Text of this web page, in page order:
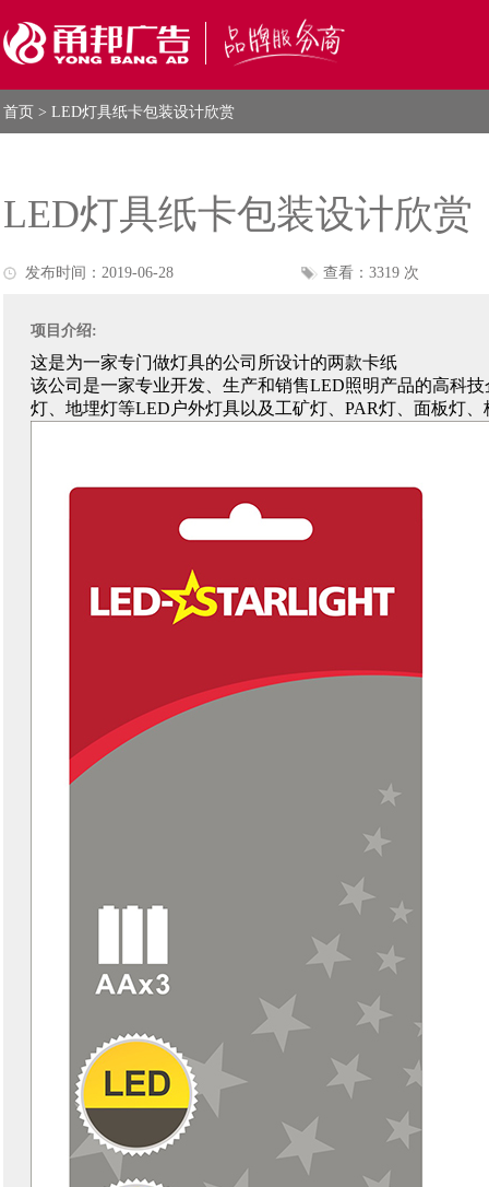
首页 > LED灯具纸卡包装设计欣赏
LED灯具纸卡包装设计欣赏
发布时间：2019-06-28 查看：3319 次
项目介绍:
这是为一家专门做灯具的公司所设计的两款卡纸
该公司是一家专业开发、生产和销售LED照明产品的高科
灯、地埋灯等LED户外灯具以及工矿灯、PAR灯、面板灯